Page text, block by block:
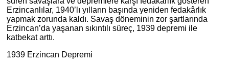
Erzincanlılar, 1940’lı yılların başında yeniden fedakârlık
yapmak zorunda kaldı. Savaş döneminin zor şartlarında
Erzincan’da yaşanan sıkıntılı süreç, 1939 depremi ile
katbekat arttı.
1939 Erzincan Depremi